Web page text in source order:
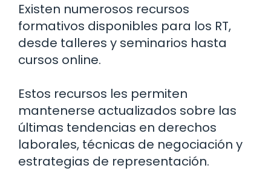
Existen numerosos recursos
formativos disponibles para los RT,
desde talleres y seminarios hasta
cursos online.
Estos recursos les permiten
mantenerse actualizados sobre las
últimas tendencias en derechos
laborales, técnicas de negociación y
estrategias de representación.